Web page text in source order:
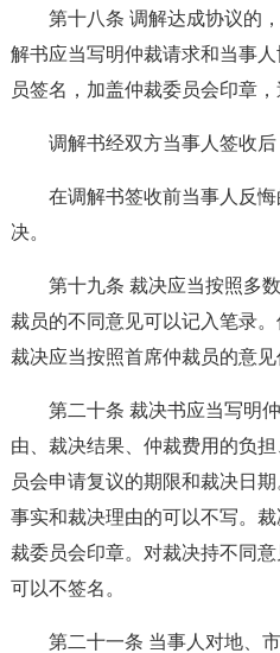
第十八条 调解达成协议的
解书应当写明仲裁请求和当事
员签名，加盖仲裁委员会印章，
调解书经双方当事人签收后
在调解书签收前当事人反
决。
第十九条 裁决应当按照多
裁员的不同意见可以记入笔录
裁决应当按照首席仲裁员的意见
第二十条 裁决书应当写明
由、裁决结果、仲裁费用的负
员会申请复议的期限和裁决日
事实和裁决理由的可以不写。
裁委员会印章。对裁决持不同
可以不签名。
第二十一条 当事人对地、